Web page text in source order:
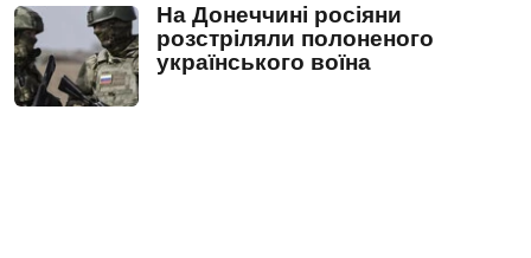
На Донеччині росіяни
розстріляли полоненого
українського воїна